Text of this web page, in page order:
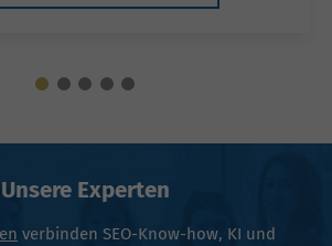
Unsere Experten
verbinden SEO-Know-how, KI und